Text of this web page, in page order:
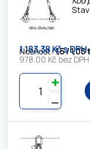
Nosnost:1,5 / 1,05
1 183.38 Kč s DPH
978.00 Kč bez
⚊
✚